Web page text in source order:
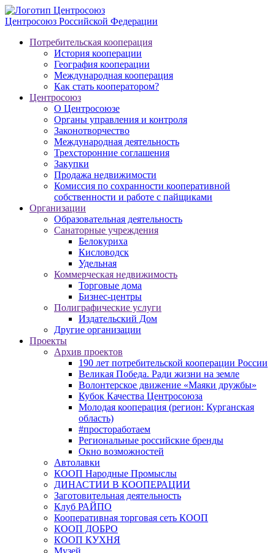
Центросоюз Российской Федерации
Потребительская кооперация
История кооперации
География кооперации
Международная кооперация
Как стать кооператором?
Центросоюз
О Центросоюзе
Органы управления и контроля
Законотворчество
Международная деятельность
Трехсторонние соглашения
Закупки
Продажа недвижимости
Комиссия по сохранности кооперативной
собственности и работе с пайщиками
Организации
Образовательная деятельность
Санаторные учреждения
Белокуриха
Кисловодск
Удельная
Коммерческая недвижимость
Торговые дома
Бизнес-центры
Полиграфические услуги
Издательский Дом
Другие организации
Проекты
Архив проектов
190 лет потребительской кооперации России
Великая Победа. Ради жизни на земле
Волонтерское движение «Маяки дружбы»
Кубок Качества Центросоюза
Молодая кооперация (регион: Курганская
область)
#простоработаем
Региональные российские бренды
Окно возможностей
Автолавки
КООП Народные Промыслы
ДИНАСТИИ В КООПЕРАЦИИ
Заготовительная деятельность
Клуб РАЙПО
Кооперативная торговая сеть КООП
КООП ДОБРО
КООП КУХНЯ
Музей